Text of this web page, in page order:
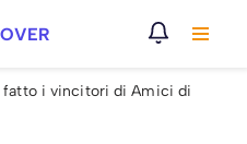
fatto i vincitori di Amici di